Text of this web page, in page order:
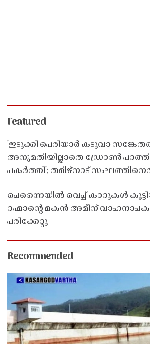
Featured
'ഇടുക്കി പെരിയാർ കടുവാ
അനുമതിയില്ലാതെ ഡ്രോൺ
പകർത്തി'; തമിഴ്നാട്
ചെന്നൈയിൽ വെച്ച് കാറുകൾ
റഹ്മാൻ്റെ മകൻ അമീന്
പരിക്കേറ്റു
Recommended